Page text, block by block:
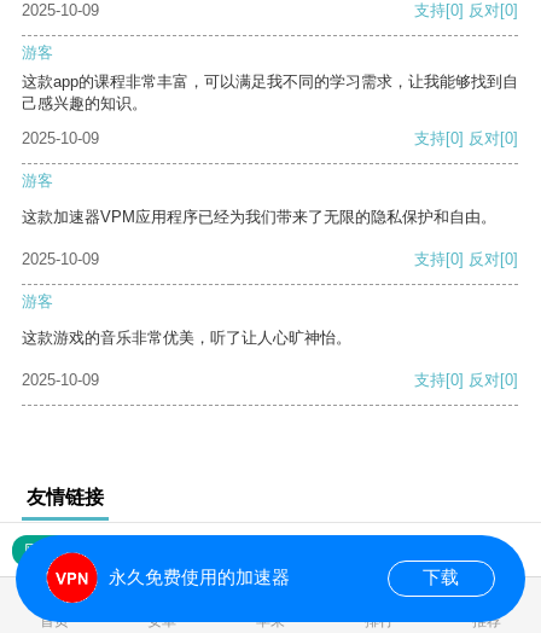
2025-10-09 支持[0] 反对[0]
游客
这款app的课程非常丰富，可以满足我不同的学习需求，让我能够找到自
己感兴趣的知识。
2025-10-09
支持[0] 反对[0]
游客
这款加速器VPM应用程序已经为我们带来了无限的隐私保护和自由。
2025-10-09 支持[0] 反对[0]
游客
这款游戏的音乐非常优美，听了让人心旷神怡。
2025-10-09 支持[0] 反对[0]
友情链接
网站地图
首页 安卓 苹果 排行 推荐
永久免费使用的加速器 下载
0.022003s